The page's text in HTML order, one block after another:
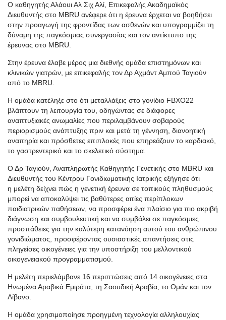
Ο καθηγητής Αλάουι Αλ Σιχ Αλί, Επικεφαλής Ακαδημαϊκός
Διευθυντής στο MBRU ανέφερε ότι η έρευνα έρχεται να βοηθήσει
στην προαγωγή της φροντίδας των ασθενών και υπογραμμίζει τη
δύναμη της παγκόσμιας συνεργασίας και τον αντίκτυπο της
έρευνας στο MBRU.
Στην έρευνα έλαβε μέρος μια διεθνής ομάδα επιστημόνων και
κλινικών γιατρών, με επικεφαλής τον Δρ Αχμάντ Αμπού Ταγιούν
από το MBRU.
Η ομάδα κατέληξε στο ότι μεταλλάξεις στο γονίδιο FBXO22
βλάπτουν τη λειτουργία του, οδηγώντας σε διάφορες
αναπτυξιακές ανωμαλίες που περιλαμβάνουν σοβαρούς
περιορισμούς ανάπτυξης πριν και μετά τη γέννηση, διανοητική
αναπηρία και πρόσθετες επιπλοκές που επηρεάζουν το καρδιακό,
το γαστρεντερικό και το σκελετικό σύστημα.
Ο Δρ Ταγιούν, Αναπληρωτής Καθηγητής Γενετικής στο MBRU και
Διευθυντής του Κέντρου Γονιδιωματικής Ιατρικής εξήγησε ότι
η μελέτη δείχνει πώς η γενετική έρευνα σε τοπικούς πληθυσμούς
μπορεί να αποκαλύψει τις βαθύτερες αιτίες περίπλοκων
παιδιατρικών παθήσεων, να προσφέρει ένα πλαίσιο για πιο ακριβή
διάγνωση και συμβουλευτική και να συμβάλει σε παγκόσμιες
προσπάθειες για την καλύτερη κατανόηση αυτού του ανθρώπινου
γονιδιώματος, προσφέροντας ουσιαστικές απαντήσεις στις
πληγείσες οικογένειες για την υποστήριξη του μελλοντικού
οικογενειακού προγραμματισμού.
Η μελέτη περιελάμβανε 16 περιπτώσεις από 14 οικογένειες στα
Ηνωμένα Αραβικά Εμιράτα, τη Σαουδική Αραβία, το Ομάν και τον
Λίβανο.
Η ομάδα χρησιμοποίησε προηγμένη τεχνολογία αλληλουχίας